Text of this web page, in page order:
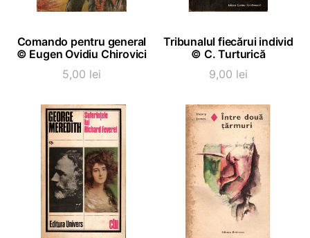
ADAUGĂ ÎN COȘ
Comando pentru general
© Eugen Ovidiu Chirovici
5,00 lei
ADAUGĂ ÎN COȘ
Tribunalul fiecărui individ
© C. Turturică
9,00 lei